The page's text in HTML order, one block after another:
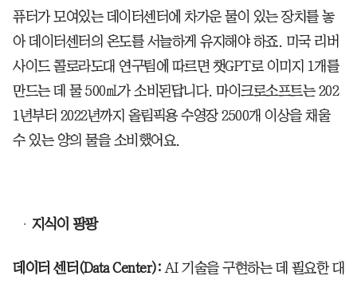
퓨터가 모여있는 데이터센터에 차가운 물이 있는 장치를 놓
아 데이터센터의 온도를 서늘하게 유지해야 하죠. 미국 리버
사이드 콜로라도대 연구팀에 따르면 챗GPT로 이미지 1개를
만드는 데 물 500㎖가 소비된답니다. 마이크로소프트는 202
1년부터 2022년까지 올림픽용 수영장 2500개 이상을 채울
수 있는 양의 물을 소비했어요.
지식이 팡팡
데이터 센터(Data Center): AI 기술을 구현하는 데 필요한 대